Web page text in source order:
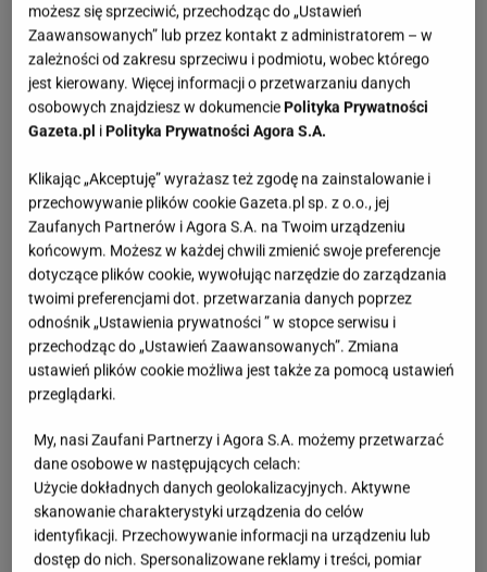
na zlew, który pomoże nam dokładnie oczyścić
owoce, czy warzywa. Dzięki temu, że nakładamy go
na zlew, owoce mogą spokojnie ociekać z nadmiaru
wody, podczas gdy my zajmujemy się
przygotowaniem innych potraw lub ulubionych
napojów.
możesz się sprzeciwić, przechodząc do „Ustawień
Zaawansowanych” lub przez kontakt z administratorem – w
zależności od zakresu sprzeciwu i podmiotu, wobec którego
jest kierowany. Więcej informacji o przetwarzaniu danych
osobowych znajdziesz w dokumenciePolityka Prywatności
Gazeta.pl iPolityka Prywatności Agora S.A.
Klikając „Akceptuję” wyrażasz też zgodę na zainstalowanie i
przechowywanie plików cookie Gazeta.pl sp. z o.o., jej
Zaufanych Partnerów i Agora S.A. na Twoim urządzeniu
końcowym. Możesz w każdej chwili zmienić swoje preferencje
dotyczące plików cookie, wywołując narzędzie do zarządzania
twoimi preferencjami dot. przetwarzania danych poprzez
odnośnik „Ustawienia prywatności ” w stopce serwisu i
przechodząc do „Ustawień Zaawansowanych”. Zmiana
ustawień plików cookie możliwa jest także za pomocą ustawień
przeglądarki.
My, nasi Zaufani Partnerzy i Agora S.A. możemy przetwarzać
dane osobowe w następujących celach:
Użycie dokładnych danych geolokalizacyjnych. Aktywne
skanowanie charakterystyki urządzenia do celów
identyfikacji. Przechowywanie informacji na urządzeniu lub
dostęp do nich. Spersonalizowane reklamy i treści, pomiar